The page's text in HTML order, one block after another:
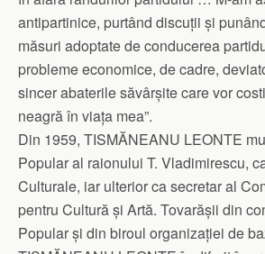
antipartinice, purtând discuții și
măsuri adoptate de conducerea
probleme economice, de cadre,
sincer abaterile săvârșite care vor
neagră în viața mea”.
Din 1959, TISMĂNEANU LEONTE
Popular al raionului T. Vladimirescu,
Culturale, iar ulterior ca secretar al
pentru Cultură și Artă. Tovarășii din
Popular și din biroul organizației de